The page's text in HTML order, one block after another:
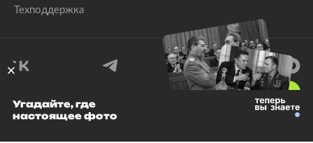
Техподдержка
© 1999–2026 Все права защищены.
Угадайте, где
настоящее фото